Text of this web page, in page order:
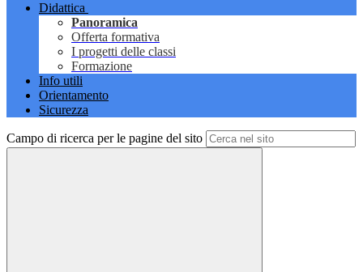
Didattica
Panoramica
Offerta formativa
I progetti delle classi
Formazione
Info utili
Orientamento
Sicurezza
Campo di ricerca per le pagine del sito